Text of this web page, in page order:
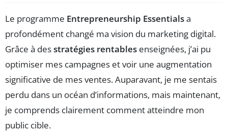
Le programme Entrepreneurship Essentialsa
profondément changé ma vision du marketing digital.
Grâce à desstratégies rentables enseignées, j’ai pu
optimiser mes campagnes et voir une augmentation
significative de mes ventes. Auparavant, je me sentais
perdu dans un océan d’informations, mais maintenant,
je comprends clairement comment atteindre mon
public cible.